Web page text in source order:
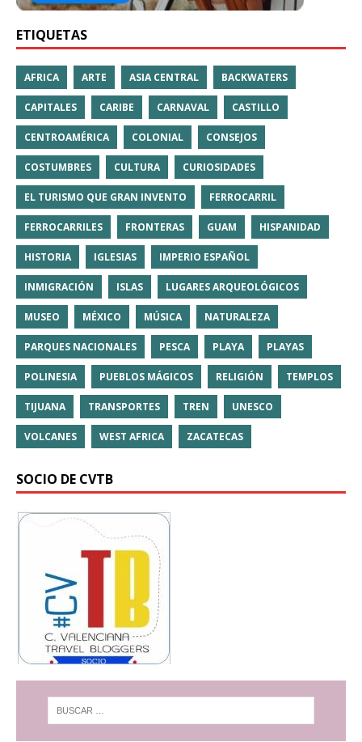
ETIQUETAS
AFRICA ARTE ASIA CENTRAL BACKWATERS
CAPITALES CARIBE CARNAVAL CASTILLO
CENTROAMÉRICA COLONIAL CONSEJOS
COSTUMBRES CULTURA CURIOSIDADES
EL TURISMO QUE GRAN INVENTO FERROCARRIL
FERROCARRILES FRONTERAS GUAM HISPANIDAD
HISTORIA IGLESIAS IMPERIO ESPAÑOL
INMIGRACIÓN ISLAS LUGARES ARQUEOLÓGICOS
MUSEO MÉXICO MÚSICA NATURALEZA
PARQUES NACIONALES PESCA PLAYA PLAYAS
POLINESIA PUEBLOS MÁGICOS RELIGIÓN TEMPLOS
TIJUANA TRANSPORTES TREN UNESCO
VOLCANES WEST AFRICA ZACATECAS
SOCIO DE CVTB